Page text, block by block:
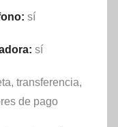
sí
sí
transferencia,
de pago